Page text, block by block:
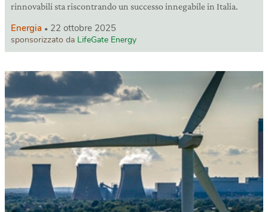
rinnovabili sta riscontrando un successo innegabile in Italia.
Energia 22 ottobre 2025
sponsorizzato da LifeGate Energy